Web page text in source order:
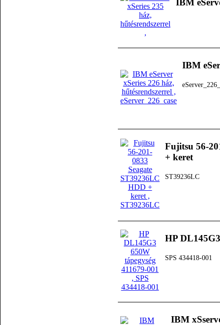
IBM
IBM
Fujitsu 56-
+ keret
ST39236LC
HP
SPS 434418-001
IBM